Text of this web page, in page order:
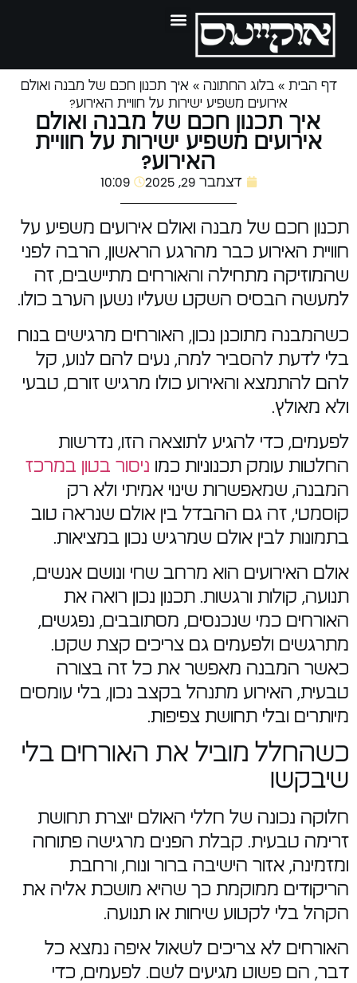
דף הבית »בלוג החתונה » איך תכנון חכם של מבנה ואולם
אירועים משפיע ישירות על חוויית האירוע?
איך תכנון חכם של מבנה ואולם
אירועים משפיע ישירות על חוויית
האירוע?
דצמבר 29, 2025 10:09
תכנון חכם של מבנה ואולם אירועים משפיע על
חוויית האירוע כבר מהרגע הראשון, הרבה לפני
שהמוזיקה מתחילה והאורחים מתיישבים, זה
למעשה הבסיס השקט שעליו נשען הערב כולו.
כשהמבנה מתוכנן נכון, האורחים מרגישים בנוח
בלי לדעת להסביר למה, נעים להם לנוע, קל
להם להתמצא והאירוע כולו מרגיש זורם, טבעי
ולא מאולץ.
לפעמים, כדי להגיע לתוצאה הזו, נדרשות
החלטות עומק תכנוניות כמו ניסור בטון במרכז
המבנה, שמאפשרות שינוי אמיתי ולא רק
קוסמטי, זה גם ההבדל בין אולם שנראה טוב
בתמונות לבין אולם שמרגיש נכון במציאות.
אולם האירועים הוא מרחב שחי ונושם אנשים,
תנועה, קולות ורגשות. תכנון נכון רואה את
האורחים כמי שנכנסים, מסתובבים, נפגשים,
מתרגשים ולפעמים גם צריכים קצת שקט.
כאשר המבנה מאפשר את כל זה בצורה
טבעית, האירוע מתנהל בקצב נכון, בלי עומסים
מיותרים ובלי תחושת צפיפות.
כשהחלל מוביל את האורחים בלי
שיבקשו
חלוקה נכונה של חללי האולם יוצרת תחושת
זרימה טבעית. קבלת הפנים מרגישה פתוחה
ומזמינה, אזור הישיבה ברור ונוח, ורחבת
הריקודים ממוקמת כך שהיא מושכת אליה את
הקהל בלי לקטוע שיחות או תנועה.
האורחים לא צריכים לשאול איפה נמצא כל
דבר, הם פשוט מגיעים לשם. לפעמים, כדי